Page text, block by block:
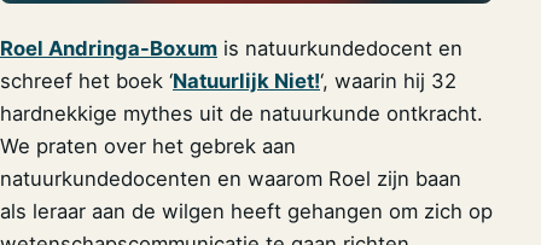
Roel Andringa-Boxum is natuurkundedocent en
schreef het boek ‘Natuurlijk Niet!‘, waarin hij 32
hardnekkige mythes uit de natuurkunde ontkracht.
We praten over het gebrek aan
natuurkundedocenten en waarom Roel zijn baan
als leraar aan de wilgen heeft gehangen om zich op